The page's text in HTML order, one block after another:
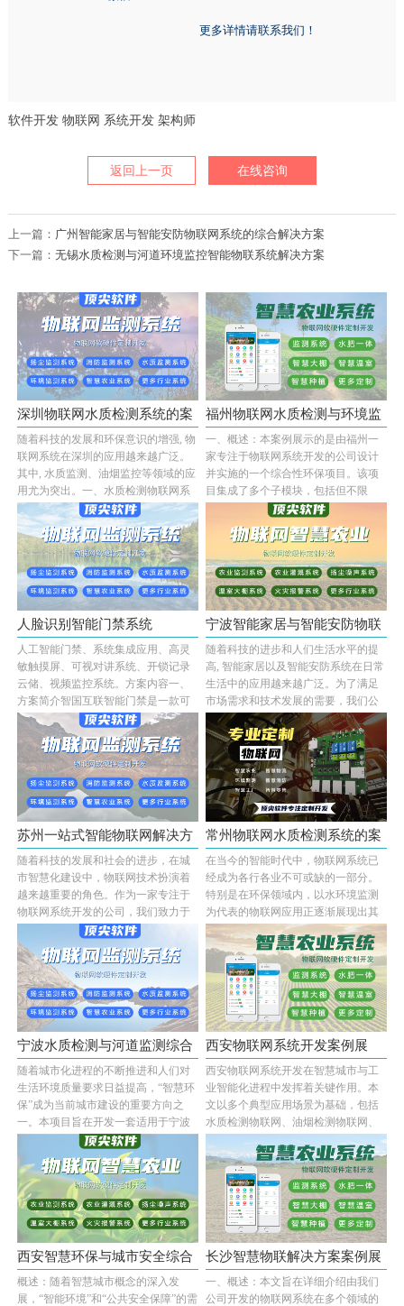
更多详情请联系我们！
软件开发 物联网 系统开发 架构师
返回上一页 在线咨询
上一篇： 广州智能家居与智能安防物联网系统的综合解决方案
下一篇： 无锡水质检测与河道环境监控智能物联系统解决方案
深圳物联网水质检测系统的案
例展示···
随着科技的发展和环保意识的增强, 物
联网系统在深圳的应用越来越广泛。
其中, 水质监测、油烟监控等领域的应
用尤为突出。一、水质检测物联网系
统的功能···...
福州物联网水质检测与环境监
测综合···
一、概述：本案例展示的是由福州一
家专注于物联网系统开发的公司设计
并实施的一个综合性环保项目。该项
目集成了多个子模块，包括但不限
于：水质参数实···...
人脸识别智能门禁系统
人工智能门禁、系统集成应用、高灵
敏触摸屏、可视对讲系统、开锁记录
云储、视频监控系统。方案内容一、
方案简介智国互联智能门禁是一款可
以通过手机AP···...
宁波智能家居与智能安防物联
网系统···
随着科技的进步和人们生活水平的提
高, 智能家居以及智能安防系统在日常
生活中的应用越来越广泛。为了满足
市场需求和技术发展的需要，我们公
司在宁波市···...
苏州一站式智能物联网解决方
案展示···
随着科技的发展和社会的进步，在城
市智慧化建设中，物联网技术扮演着
越来越重要的角色。作为一家专注于
物联网系统开发的公司，我们致力于
将各种智能化···...
常州物联网水质检测系统的案
例展示···
在当今的智能时代中，物联网系统已
经成为各行各业不可或缺的一部分。
特别是在环保领域内，以水环境监测
为代表的物联网应用正逐渐展现出其
强大的功能和···...
宁波水质检测与河道监测综合
型物联···
随着城市化进程的不断推进和人们对
生活环境质量要求日益提高，“智慧环
保”成为当前城市建设的重要方向之
一。本项目旨在开发一套适用于宁波
市内河及湖···...
西安物联网系统开发案例展
示：多场···
西安物联网系统开发在智慧城市与工
业智能化进程中发挥着关键作用。本
文以多个典型应用场景为基础，包括
水质检测物联网、油烟检测物联网、
西安智慧环保与城市安全综合
解决方···
概述：随着智慧城市概念的深入发
展，“智能环境”和“公共安全保障”的需
长沙智慧物联解决方案案例展
示——···
一、概述：本文旨在详细介绍由我们
公司开发的物联网系统在多个领域的